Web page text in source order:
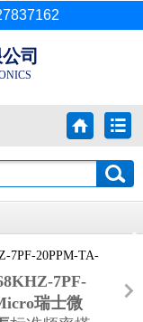
司
7PF-20PPM-TA-
晶振
7PF-
瑞士微